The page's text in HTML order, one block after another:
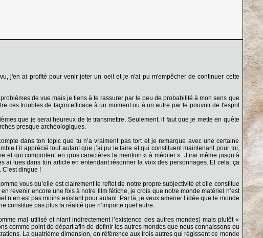
j'en ai profité pour venir jeter un oeil et je n'ai pu m'empêcher de continuer cette
de vue mais je tiens à te rassurer par le peu de probabilité à mon sens que
ces troubles de façon efficace à un moment ou à un autre par le pouvoir de l'esprit
que je serai heureux de te transmettre. Seulement, il faut que je mette en quête
presque archéologiques.
dans ton topic que tu n’a vraiment pas tort et je remarque avec une certaine
t’il apprécié tout autant que j’ai pu le faire et qui constituent maintenant pour toi,
qui comportent en gros caractères la mention « à méditer ». J’irai même jusqu’à
ai lues dans ton article en entendant résonner la voix des personnages. Et cela, ça
dingue !
vous qu’elle est clairement le reflet de notre propre subjectivité et elle constitue
revenir encore une fois à notre film fétiche, je crois que notre monde matériel n’est
est pas moins existant pour autant. Par là, je veux amener l’idée que le monde
constitue pas plus la réalité que n’importe quel autre.
mal utilisé et niant indirectement l’existence des autres mondes) mais plutôt «
comme point de départ afin de définir les autres mondes que nous connaissons ou
La quatrième dimension, en référence aux trois autres qui régissent ce monde